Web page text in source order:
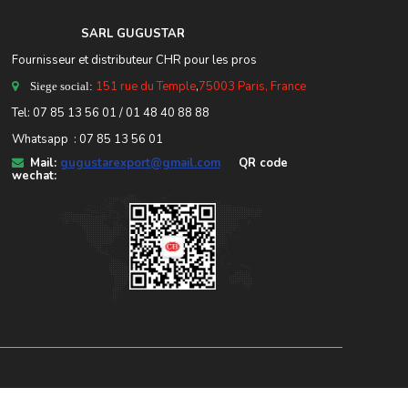
SARL GUGUSTAR
Fournisseur et distributeur CHR pour les pros
Siege social: 151 rue du Temple,75003 Paris, France
Tel: 07 85 13 56 01 / 01 48 40 88 88
Whatsapp : 07 85 13 56 01
Mail: gugustarexport@gmail.comQR code
wechat: